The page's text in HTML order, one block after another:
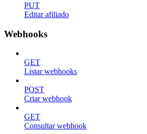
PUT
Editar afiliado
Webhooks
GET
Listar webhooks
POST
Criar webhook
GET
Consultar webhook